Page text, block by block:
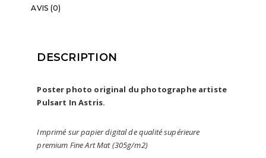
AVIS (0)
DESCRIPTION
Poster photo original du photographe artiste
Pulsart In Astris.
Imprimé sur papier digital de qualité supérieure
premium Fine Art Mat (305g/m2)